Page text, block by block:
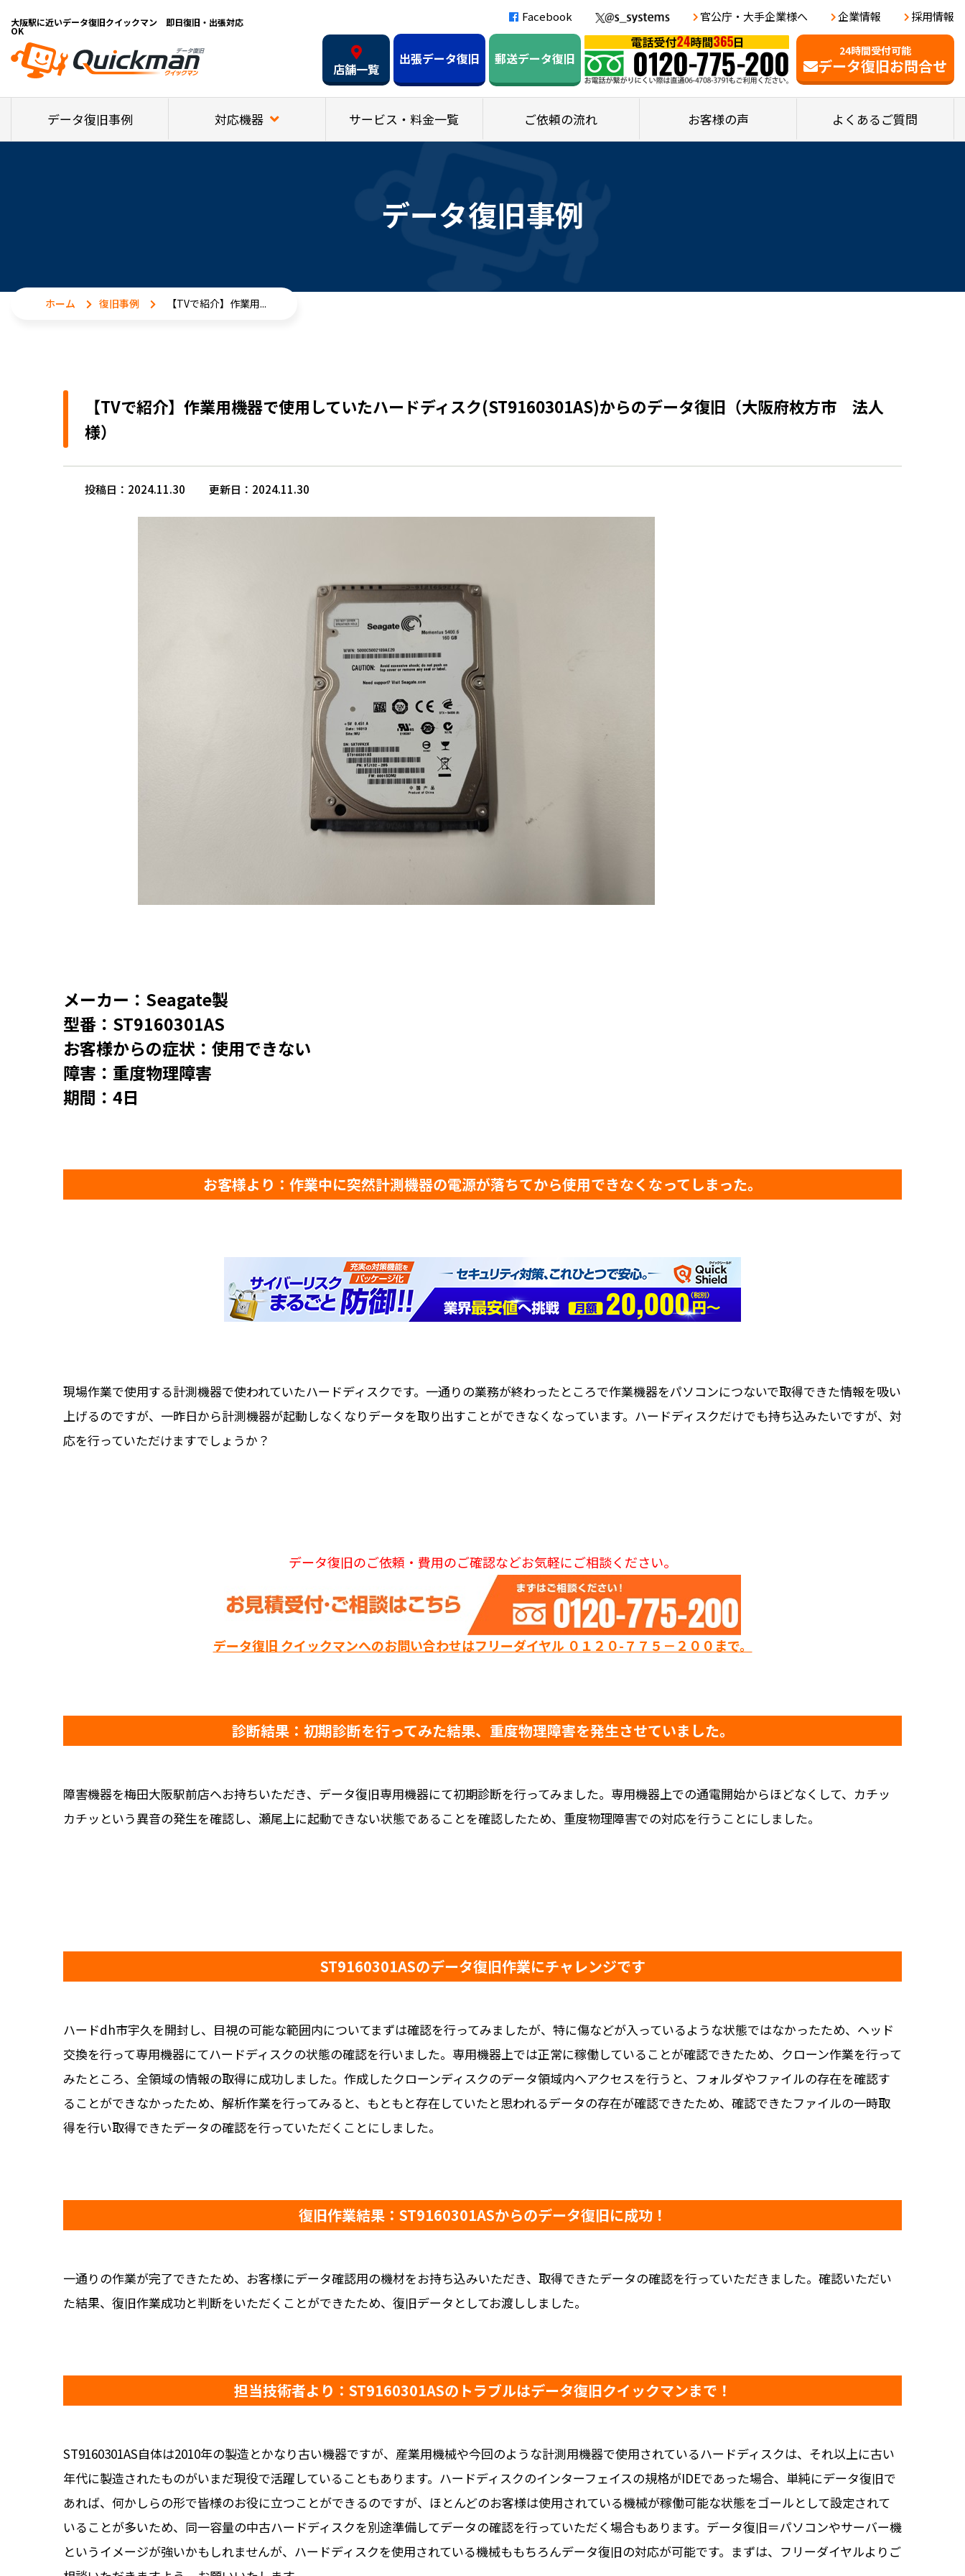
大阪駅に近いデータ復旧クイックマン 即日復旧・出張対応
OK
Facebook 官公庁・大手企業様へ 企業情報 採用情報
24時間受付可能
データ復旧お問合せ
店舗一覧
出張データ復旧 郵送データ復旧
データ復旧事例 対応機器 サービス・料金一覧 ご依頼の流れ お客様の声 よくあるご質問
データ復旧事例
ホーム 復旧事例 【TVで紹介】作業用...
【TVで紹介】作業用機器で使用していたハードディスク(ST9160301AS)からのデータ復旧（大阪府枚方市 法人
様）
投稿日：2024.11.30 更新日：2024.11.30
メーカー：Seagate製
型番：ST9160301AS
お客様からの症状：使用できない
障害：重度物理障害
期間：4日
お客様より：作業中に突然計測機器の電源が落ちてから使用できなくなってしまった。
現場作業で使用する計測機器で使われていたハードディスクです。一通りの業務が終わったところで作業機器をパソコンにつないで取得できた情報を吸い
上げるのですが、一昨日から計測機器が起動しなくなりデータを取り出すことができなくなっています。ハードディスクだけでも持ち込みたいですが、対
応を行っていただけますでしょうか？
データ復旧のご依頼・費用のご確認などお気軽にご相談ください。
データ復旧 クイックマンへのお問い合わせはフリーダイヤル ０１２０-７７５－２００まで。
診断結果：初期診断を行ってみた結果、重度物理障害を発生させていました。
障害機器を梅田大阪駅前店へお持ちいただき、データ復旧専用機器にて初期診断を行ってみました。専用機器上での通電開始からほどなくして、カチッ
カチッという異音の発生を確認し、瀬尾上に起動できない状態であることを確認したため、重度物理障害での対応を行うことにしました。
ST9160301ASのデータ復旧作業にチャレンジです
ハードdh市宇久を開封し、目視の可能な範囲内についてまずは確認を行ってみましたが、特に傷などが入っているような状態ではなかったため、ヘッド
交換を行って専用機器にてハードディスクの状態の確認を行いました。専用機器上では正常に稼働していることが確認できたため、クローン作業を行って
みたところ、全領域の情報の取得に成功しました。作成したクローンディスクのデータ領域内へアクセスを行うと、フォルダやファイルの存在を確認す
ることができなかったため、解析作業を行ってみると、もともと存在していたと思われるデータの存在が確認できたため、確認できたファイルの一時取
得を行い取得できたデータの確認を行っていただくことにしました。
復旧作業結果：ST9160301ASからのデータ復旧に成功！
一通りの作業が完了できたため、お客様にデータ確認用の機材をお持ち込みいただき、取得できたデータの確認を行っていただきました。確認いただい
た結果、復旧作業成功と判断をいただくことができたため、復旧データとしてお渡ししました。
担当技術者より：ST9160301ASのトラブルはデータ復旧クイックマンまで！
ST9160301AS自体は2010年の製造とかなり古い機器ですが、産業用機械や今回のような計測用機器で使用されているハードディスクは、それ以上に古い
年代に製造されたものがいまだ現役で活躍していることもあります。ハードディスクのインターフェイスの規格がIDEであった場合、単純にデータ復旧で
あれば、何かしらの形で皆様のお役に立つことができるのですが、ほとんどのお客様は使用されている機械が稼働可能な状態をゴールとして設定されて
いることが多いため、同一容量の中古ハードディスクを別途準備してデータの確認を行っていただく場合もあります。データ復旧＝パソコンやサーバー機
というイメージが強いかもしれませんが、ハードディスクを使用されている機械ももちろんデータ復旧の対応が可能です。まずは、フリーダイヤルよりご